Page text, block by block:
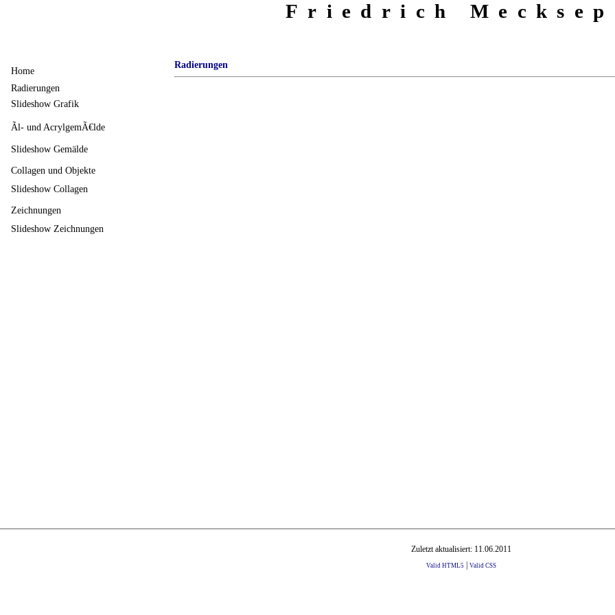
Friedrich
Radierungen
Home
Radierungen
Slideshow Grafik
Ãl- und AcrylgemÃ€lde
Slideshow Gemälde
Collagen und Objekte
Slideshow Collagen
Zeichnungen
Slideshow Zeichnungen
Zuletzt aktualisiert: 11.06.2011
Valid HTML5 Valid CSS